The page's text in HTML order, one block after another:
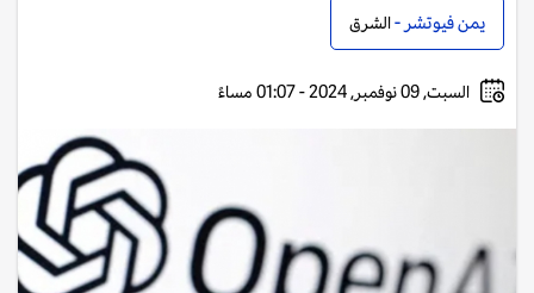
يمن فيوتشر -الشرق
السبت, 09 نوفمبر, 2024 - 01:07 مساءً